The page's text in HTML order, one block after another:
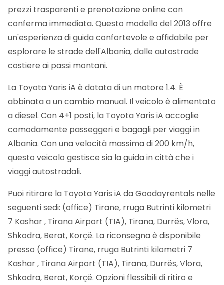
prezzi trasparenti e prenotazione online con
conferma immediata. Questo modello del 2013 offre
un'esperienza di guida confortevole e affidabile per
esplorare le strade dell'Albania, dalle autostrade
costiere ai passi montani.
La Toyota Yaris iA è dotata di un motore 1.4. È
abbinata a un cambio manual. Il veicolo è alimentato
a diesel. Con 4+1 posti, la Toyota Yaris iA accoglie
comodamente passeggeri e bagagli per viaggi in
Albania. Con una velocità massima di 200 km/h,
questo veicolo gestisce sia la guida in città che i
viaggi autostradali.
Puoi ritirare la Toyota Yaris iA da Goodayrentals nelle
seguenti sedi: (office) Tirane, rruga Butrinti kilometri
7 Kashar , Tirana Airport (TIA), Tirana, Durrës, Vlora,
Shkodra, Berat, Korçë. La riconsegna è disponibile
presso (office) Tirane, rruga Butrinti kilometri 7
Kashar , Tirana Airport (TIA), Tirana, Durrës, Vlora,
Shkodra, Berat, Korçë. Opzioni flessibili di ritiro e